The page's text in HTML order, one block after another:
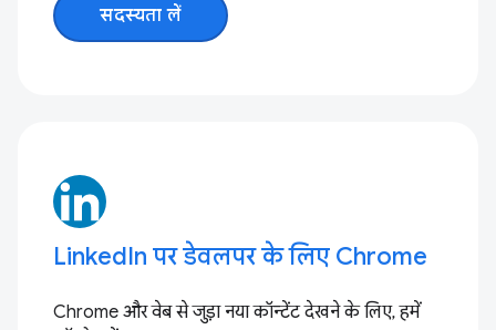
सदस्यता लें
LinkedIn पर डेवलपर के लिए Chrome
Chrome और वेब से जुड़ा नया कॉन्टेंट देखने के लिए, हमें